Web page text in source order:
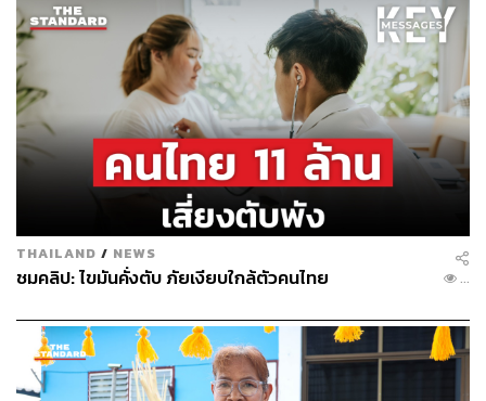
THAILAND / NEWS
ชมคลิป: ไขมันคั่งตับ ภัยเงียบใกล้ตัวคนไทย ...